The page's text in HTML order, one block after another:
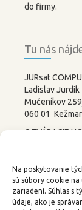
Na poskytovanie
sú súbory cookie
zariadení. Súhlas s
údaje, ako je
do firmy.
Tu nás
JURsat
Ladislav Jurdik
Mučeníkov
060 01
OTVÁRACIE
PONDELOK
SOBOTA –
ZATVORENÉ
tel.: 052